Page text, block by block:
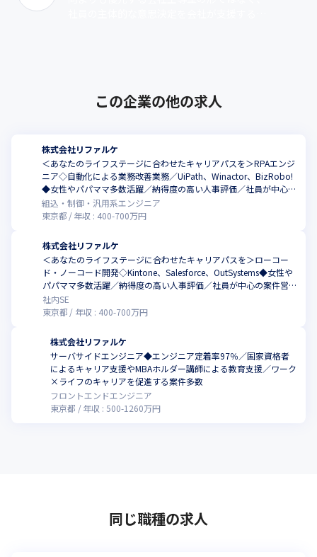
この企業の他の求人
株式会社リファルケ
＜あなたのライフステージに合わせたキャリアパスを＞RPAエンジ
ニア◇自動化による業務改善業務／UiPath、Winactor、BizRobo!
◆女性やパパママ多数活躍／納得度の高い人事評価／社員が中心の
案件営業／年休130日／エンジニア定着率97%
組込・制御・汎用系エンジニア
東京都
年収 : 400-700万円
株式会社リファルケ
＜あなたのライフステージに合わせたキャリアパスを＞ローコー
ド・ノーコード開発◇Kintone、Salesforce、OutSystems◆女性や
パパママ多数活躍／納得度の高い人事評価／社員が中心の案件営業
／年休130日／エンジニア定着率97%
社内SE
東京都
年収 : 400-700万円
株式会社リファルケ
サーバサイドエンジニア◆エンジニア定着率97％／国家資格者
によるキャリア支援やMBAホルダー講師による教育支援／ワーク
×ライフのキャリアを促進する案件多数
フロントエンドエンジニア
東京都
年収 :500-1260万円
同じ職種の求人